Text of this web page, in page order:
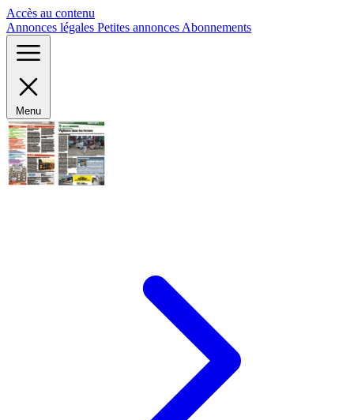
Accès au contenu
Annonces légales Petites annonces Abonnements
Menu
Panneau de gestion des cookies